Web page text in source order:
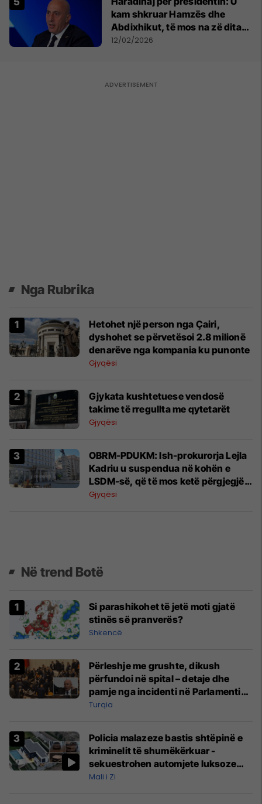
kam shkruar Hamzës dhe
Abdixhikut, të mos na zë dita
vendimtare pa plan
12/02/2026
Nga Rubrika
Hetohet një person nga Çairi,
dyshohet se përvetësoi 2.8 milionë
denarëve nga kompania ku punonte
Gjyqësi
Gjykata kushtetuese vendosë
takime të rregullta me qytetarët
Gjyqësi
OBRM-PDUKM: Ish-prokurorja Lejla
Kadriu u suspendua në kohën e
LSDM-së, që të mos ketë përgjegjësi
ndaj funksionarëve për zjarrin në
Gjyqësi
Në trend Botë
Si parashikohet të jetë moti gjatë
stinës së pranverës?
Shkencë
Përleshje me grushte, dikush
përfundoi në spital – detaje dhe
pamje nga incidenti në Parlamentin
e Turqisë
Turqia
Policia malazeze bastis shtëpinë e
kriminelit të shumëkërkuar -
sekuestrohen automjete luksoze
dhe para të gatshme
Mali i Zi